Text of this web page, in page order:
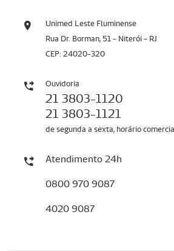
Unimed Leste Fluminense
Rua Dr. Borman, 51 - Niterói - RJ
CEP: 24020-320
Ouvidoria
21 3803-1120
21 3803-1121
de segunda a sexta, horário
Atendimento 24h
0800 970 9087
4020 9087